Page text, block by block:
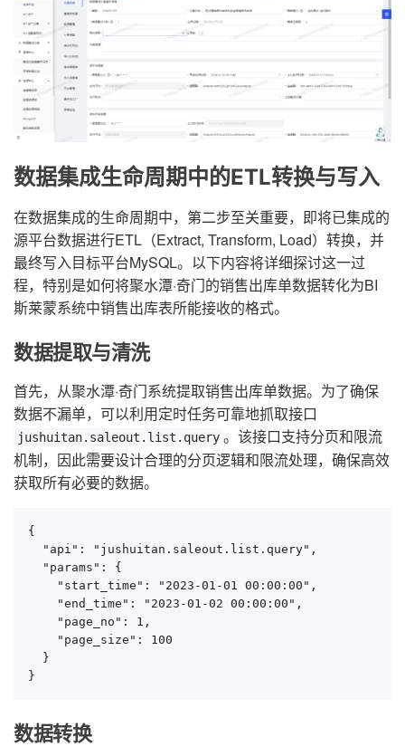
数据集成生命周期中的ETL转换与写入
在数据集成的生命周期中，第二步至关重要，即将已集成的
源平台数据进行ETL（Extract, Transform, Load）转换，并
最终写入目标平台MySQL。以下内容将详细探讨这一过
程，特别是如何将聚水潭·奇门的销售出库单数据转化为BI
斯莱蒙系统中销售出库表所能接收的格式。
数据提取与清洗
首先，从聚水潭·奇门系统提取销售出库单数据。为了确保
数据不漏单，可以利用定时任务可靠地抓取接口
jushuitan.saleout.list.query 。该接口支持分页和限流
机制，因此需要设计合理的分页逻辑和限流处理，确保高效
获取所有必要的数据。
{
  "api": "jushuitan.saleout.list.query",
  "params": {
    "start_time": "2023-01-01 00:00:00",
    "end_time": "2023-01-02 00:00:00",
    "page_no": 1,
    "page_size": 100
  }
}
数据转换